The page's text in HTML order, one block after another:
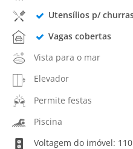
Utensílios p/
Vagas cobertas
Vista para o mar
Elevador
Permite festas
Piscina
Voltagem do imóvel: